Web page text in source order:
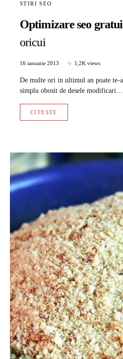
STIRI SEO
Optimizare seo
oricui
16 ianuarie 2013 1,2K views
De multe ori in ultimul an poate te-
simplu obosit de desele modificari…
CITESTE